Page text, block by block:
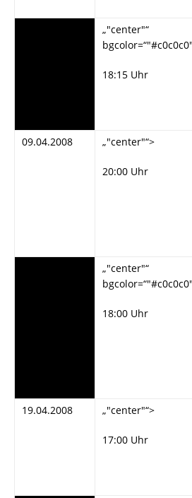
„"center"“
18:15 Uhr
09.04.2008 „"center"“>
20:00 Uhr
„"center"“
18:00 Uhr
19.04.2008 „"center"“>
17:00 Uhr